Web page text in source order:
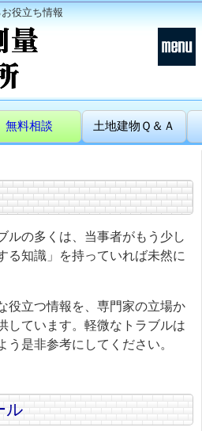
役立ち情報
無料相談 土地建物Ｑ＆Ａ
ルの多くは、当事者がもう少し
る知識」を持っていれば未然に
役立つ情報を、専門家の立場か
しています。軽微なトラブルは
う是非参考にしてください。
ル